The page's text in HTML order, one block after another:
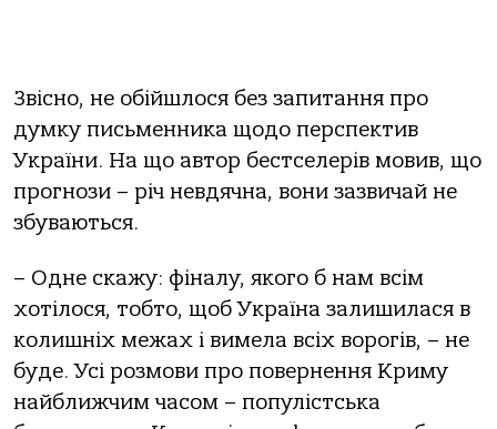
Звісно, не обійшлося без запитання про
думку письменника щодо перспектив
України. На що автор бестселерів мовив, що
прогнози – річ невдячна, вони зазвичай не
збуваються.
– Одне скажу: фіналу, якого б нам всім
хотілося, тобто, щоб Україна залишилася в
колишніх межах і вимела всіх ворогів, – не
буде. Усі розмови про повернення Криму
найближчим часом – популістська